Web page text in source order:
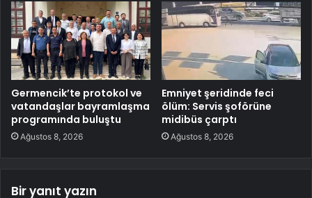
Germencik’te protokol ve
vatandaşlar bayramlaşma
programında buluştu
Ağustos 8, 2026
Emniyet şeridinde feci
ölüm: Servis şoförüne
midibüs çarptı
Ağustos 8, 2026
Bir yanıt yazın